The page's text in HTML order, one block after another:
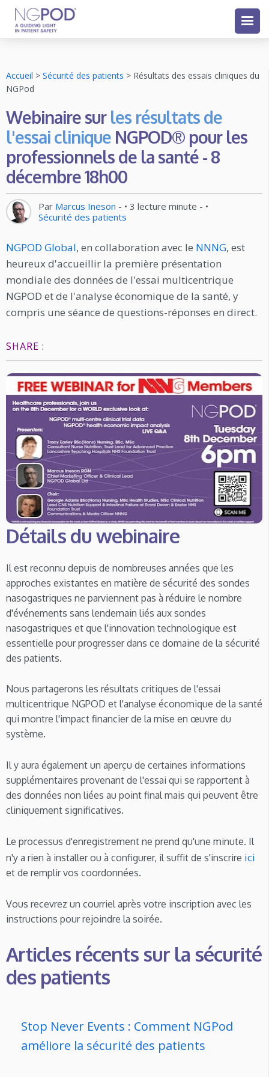
Accueil > Sécurité des patients > Résultats des essais cliniques du
NGPod
Webinaire surles résultats de
l'essai clinique NGPOD® pour les
professionnels de la santé - 8
décembre 18h00
Par Marcus Ineson - • 3 lecture minute - •
Sécurité des patients
NGPOD Global, en collaboration avec le NNNG, est
heureux d'accueillir la première présentation
mondiale des données de l'essai multicentrique
NGPOD et de l'analyse économique de la santé, y
compris une séance de questions-réponses en direct.
SHARE :
Détails du webinaire
Il est reconnu depuis de nombreuses années que les
approches existantes en matière de sécurité des sondes
nasogastriques ne parviennent pas à réduire le nombre
d'événements sans lendemain liés aux sondes
nasogastriques et que l'innovation technologique est
essentielle pour progresser dans ce domaine de la sécurité
des patients.
Nous partagerons les résultats critiques de l'essai
multicentrique NGPOD et l'analyse économique de la santé
qui montre l'impact financier de la mise en œuvre du
système.
Il y aura également un aperçu de certaines informations
supplémentaires provenant de l'essai qui se rapportent à
des données non liées au point final mais qui peuvent être
cliniquement significatives.
Le processus d'enregistrement ne prend qu'une minute. Il
n'y a rien à installer ou à configurer, il suffit de s'inscrire ici
et de remplir vos coordonnées.
Vous recevrez un courriel après votre inscription avec les
instructions pour rejoindre la soirée.
Articles récents sur la sécurité
des patients
Stop Never Events : Comment NGPod
améliore la sécurité des patients